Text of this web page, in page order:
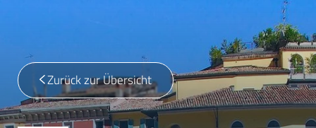
Zurück zur Übersicht